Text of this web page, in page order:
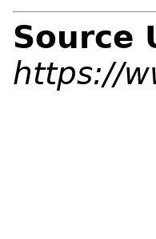
Source
https://